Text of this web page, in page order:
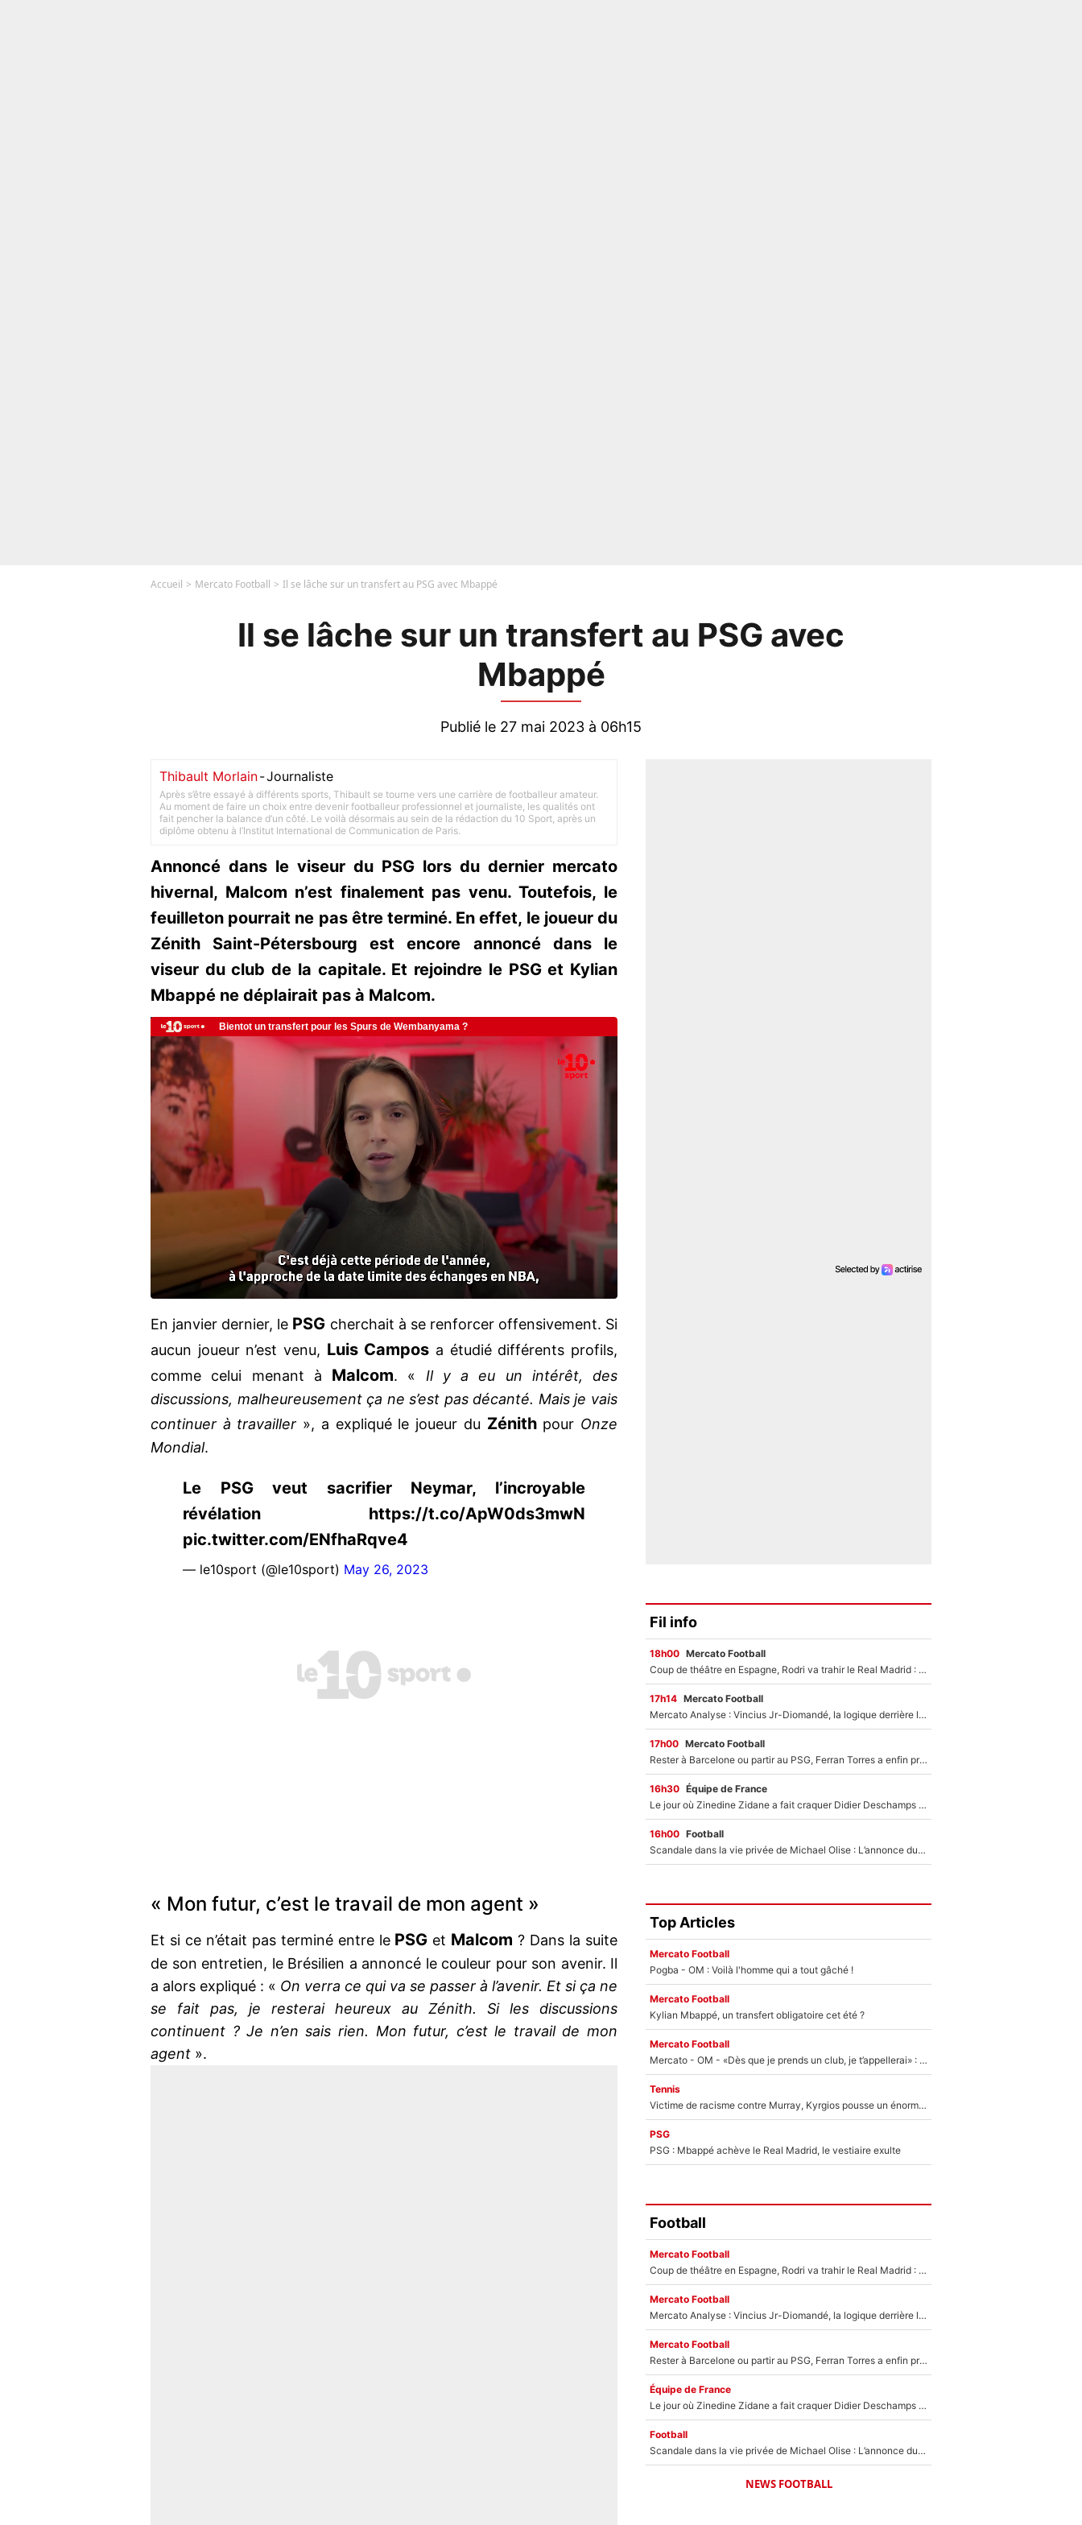
Accueil Mercato Football Il se lâche sur un transfert au PSG avec Mbappé
Il se lâche sur un transfert au PSG avec
Mbappé
Publié le 27 mai 2023 à 06h15
Thibault Morlain-Journaliste
Après s’être essayé à différents sports, Thibault se tourne vers une carrière de footballeur amateur.
Au moment de faire un choix entre devenir footballeur professionnel et journaliste, les qualités ont
fait pencher la balance d’un côté. Le voilà désormais au sein de la rédaction du 10 Sport, après un
diplôme obtenu à l’Institut International de Communication de Paris.
Annoncé dans le viseur du PSG lors du dernier mercato
hivernal, Malcom n’est finalement pas venu. Toutefois, le
feuilleton pourrait ne pas être terminé. En effet, le joueur du
Zénith Saint-Pétersbourg est encore annoncé dans le
viseur du club de la capitale. Et rejoindre le PSG et Kylian
Mbappé ne déplairait pas à Malcom.
En janvier dernier, le PSG cherchait à se renforcer offensivement. Si
aucun joueur n’est venu, Luis Campos a étudié différents profils,
comme celui menant à Malcom. « Il y a eu un intérêt, des
discussions, malheureusement ça ne s’est pas décanté. Mais je vais
continuer à travailler », a expliqué le joueur du Zénithpour Onze
Mondial.
Le PSG veut sacrifier Neymar, l’incroyable
révélation https://t.co/ApW0ds3mwN
pic.twitter.com/ENfhaRqve4
— le10sport (@le10sport) May 26, 2023
« Mon futur, c’est le travail de mon agent »
Et si ce n’était pas terminé entre le PSG et Malcom ? Dans la suite
de son entretien, le Brésilien a annoncé le couleur pour son avenir. Il
a alors expliqué : « On verra ce qui va se passer à l’avenir. Et si ça ne
se fait pas, je resterai heureux au Zénith. Si les discussions
continuent ? Je n’en sais rien. Mon futur, c’est le travail de mon
agent ».
Fil info
18h00 Mercato Football
Coup de théâtre en Espagne, Rodri va trahir le Real Madrid : Le Ballon d'Or a choisi de signer au FC Barcelone !
17h14 Mercato Football
Mercato Analyse : Vincius Jr-Diomandé, la logique derrière la concordance des temps
17h00 Mercato Football
Rester à Barcelone ou partir au PSG, Ferran Torres a enfin pris sa décision : La course contre la montre est lancée !
16h30 Équipe de France
Le jour où Zinedine Zidane a fait craquer Didier Deschamps en équipe de France : «Je m’en suis voulu», l’ancien sélectionneur a regretté son geste !
16h00 Football
Scandale dans la vie privée de Michael Olise : L’annonce du Bayern Munich sur son enfant caché
Top Articles
Mercato Football
Pogba - OM : Voilà l'homme qui a tout gâché !
Mercato Football
Kylian Mbappé, un transfert obligatoire cet été ?
Mercato Football
Mercato - OM - «Dès que je prends un club, je t’appellerai» : La promesse de Marcelino au moment de claquer la porte
Tennis
Victime de racisme contre Murray, Kyrgios pousse un énorme coup de gueule !
PSG
PSG : Mbappé achève le Real Madrid, le vestiaire exulte
Football
Mercato Football
Coup de théâtre en Espagne, Rodri va trahir le Real Madrid : Le Ballon d'Or a choisi de signer au FC Barcelone !
Mercato Football
Mercato Analyse : Vincius Jr-Diomandé, la logique derrière la concordance des temps
Mercato Football
Rester à Barcelone ou partir au PSG, Ferran Torres a enfin pris sa décision : La course contre la montre est lancée !
Équipe de France
Le jour où Zinedine Zidane a fait craquer Didier Deschamps en équipe de France : «Je m’en suis voulu», l’ancien sélectionneur a regretté son geste !
Football
Scandale dans la vie privée de Michael Olise : L’annonce du Bayern Munich sur son enfant caché
NEWS FOOTBALL